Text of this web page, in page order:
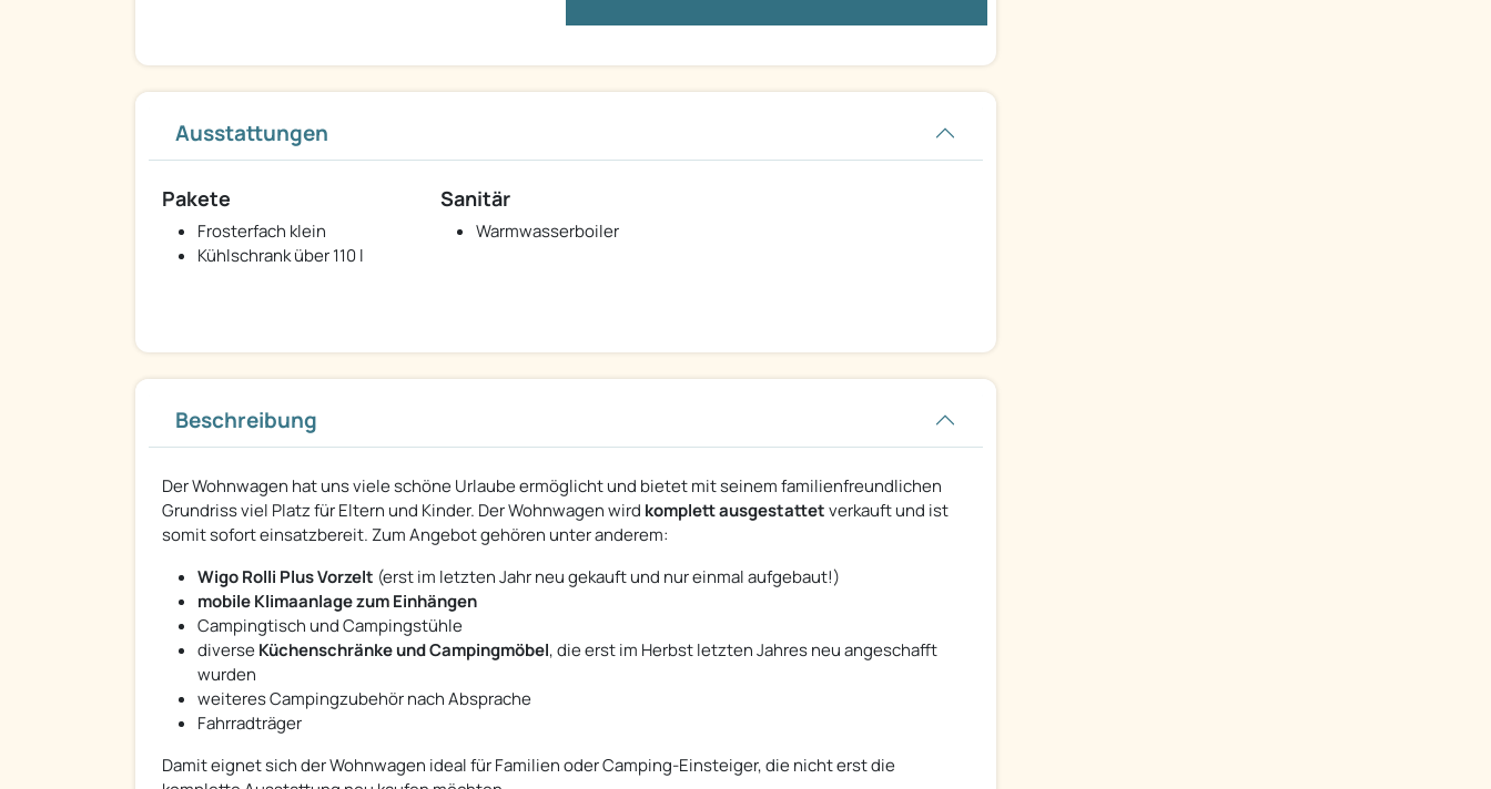
Ausstattungen
Pakete
Frosterfach klein
Kühlschrank über 110 l
Sanitär
Warmwasserboiler
Beschreibung
Der Wohnwagen hat uns viele schöne Urlaube ermöglicht und bietet mit seinem familienfreundlichen
Grundriss viel Platz für Eltern und Kinder. Der Wohnwagen wird komplett ausgestattetverkauft und ist
somit sofort einsatzbereit. Zum Angebot gehören unter anderem:
Wigo Rolli Plus Vorzelt (erst im letzten Jahr neu gekauft und nur einmal aufgebaut!)
mobile Klimaanlage zum Einhängen
Campingtisch und Campingstühle
diverseKüchenschränke und Campingmöbel, die erst im Herbst letzten Jahres neu angeschafft
wurden
weiteres Campingzubehör nach Absprache
Fahrradträger
Damit eignet sich der Wohnwagen ideal für Familien oder Camping-Einsteiger, die nicht erst die